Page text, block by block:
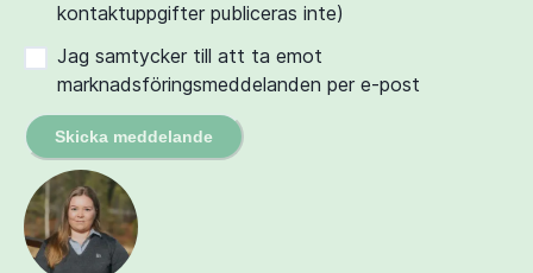
kontaktuppgifter publiceras inte)
Jag samtycker till att ta emot
marknadsföringsmeddelanden per e-post
Skicka meddelande